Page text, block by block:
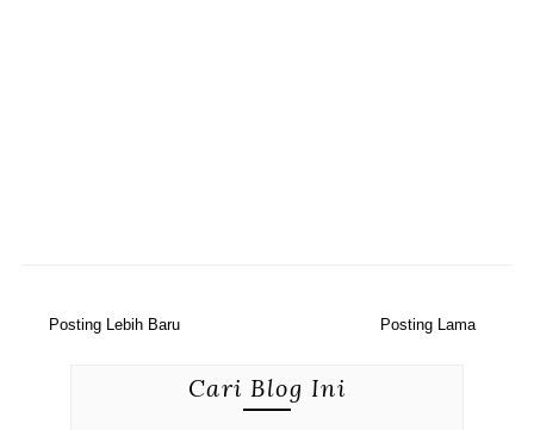
Posting Lebih Baru Posting Lama
Cari Blog Ini